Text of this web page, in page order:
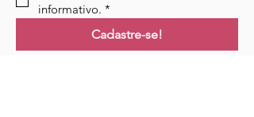
informativo. *
Cadastre-se!